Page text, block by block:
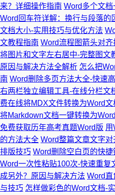
来？详细操作指南 Word多个文
Word回车符详解：换行与段落的
文档大小-实用技巧与优化方法
文教程指南 Word流程图箭头对
将图片和文字左右居中-完整图文
原因与解决方法全解析 怎么把
南 Word删除多页方法大全-快速
右两栏独立编辑工具-在线分栏文
费在线将MDX文件转换为Word文
将Markdown文档一键转换为
免费获取历年高考真题Word版 用
的方法大全 Word整篇文章文字
排版技巧 Word删除空白页的快
Word一次性粘贴100次-快速重复
成另外？原因与解决方法 Word直
与技巧 怎样做彩色的Word文档-